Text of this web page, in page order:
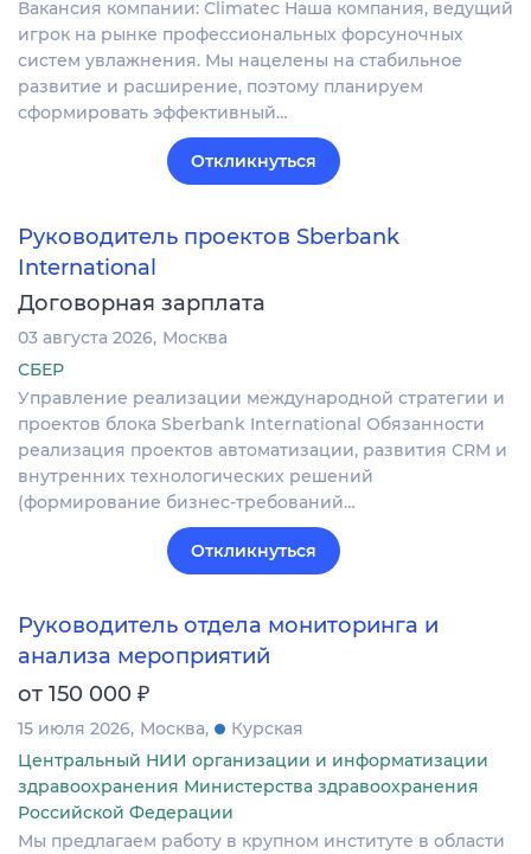
Вакансия компании: Climatec Наша компания, ведущий
игрок на рынке профессиональных форсуночных
систем увлажнения. Мы нацелены на стабильное
развитие и расширение, поэтому планируем
сформировать эффективный…
Откликнуться
Руководитель проектов Sberbank
International
Договорная зарплата
03 августа 2026 Москва
СБЕР
Управление реализации международной стратегии и
проектов блока Sberbank International Обязанности
реализация проектов автоматизации, развития CRM и
внутренних технологических решений
(формирование бизнес-требований…
Откликнуться
Руководитель отдела мониторинга и
анализа мероприятий
от 150 000 ₽
15 июля 2026 Москва
Курская
Центральный НИИ организации и информатизации
здравоохранения Министерства здравоохранения
Российской Федерации
Мы предлагаем работу в крупном институте в области